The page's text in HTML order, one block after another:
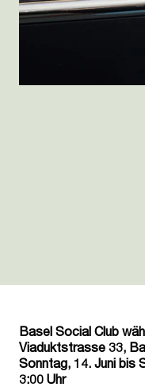
Basel Social Club
Viaduktstrasse 33,
Sonntag, 14. Juni bis
3:00 Uhr